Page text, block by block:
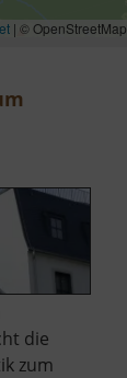
| © OpenStreetMap
die
zum